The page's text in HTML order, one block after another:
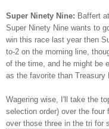
Super Ninety Nine: Baffert
Super Ninety Nine wants to
win this race last year then
to-2 on the morning line,
of the time, and he might be
as the favorite than Treasury
Wagering wise, I'll take the
selection order) over the
over those three in the tri for